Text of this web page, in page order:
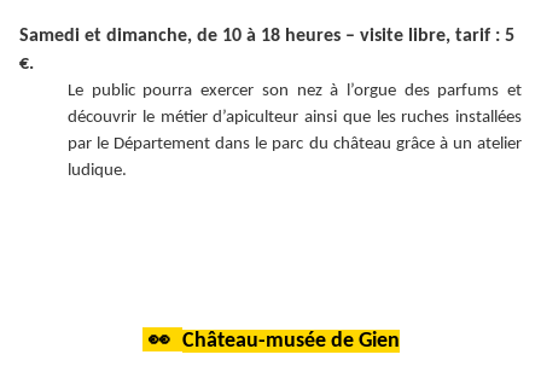
Samedi et dimanche, de 10 à 18 heures – visite libre, tarif : 5
€.
Le public pourra exercer son nez à l’orgue des parfums et
découvrir le métier d’apiculteur ainsi que les ruches installées
par le Département dans le parc du château grâce à un atelier
ludique.
👀 Château-musée de Gien